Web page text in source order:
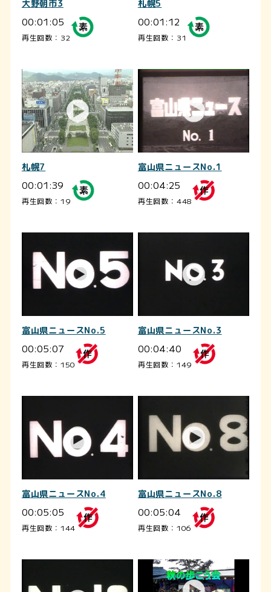
大野朝市3
00:01:05
再生回数：32
札幌5
00:01:12
再生回数：31
札幌7
00:01:39
再生回数：19
富山県ニュースNo.1
00:04:25
再生回数：448
富山県ニュースNo.5
00:05:07
再生回数：150
富山県ニュースNo.3
00:04:40
再生回数：149
富山県ニュースNo.4
00:05:05
再生回数：144
富山県ニュースNo.8
00:05:04
再生回数：106